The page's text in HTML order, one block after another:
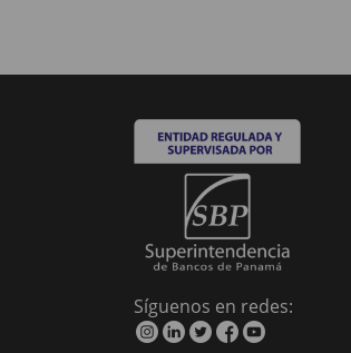
Síguenos en redes:
instagramlinkedintwitterfacebookyoutube